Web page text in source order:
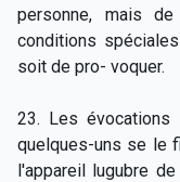
personne, mais
conditions
soit de pro- voquer.
23. Les évocations
quelques-uns se le
l'appareil lugubre